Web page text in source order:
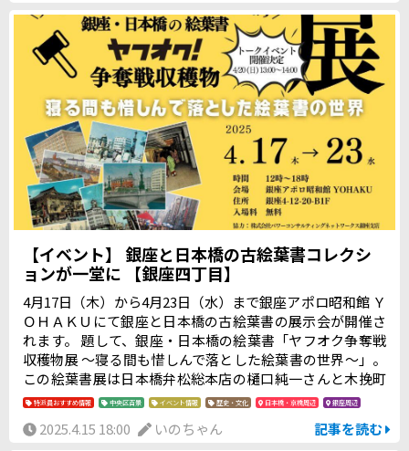
【イベント】 銀座と日本橋の古絵葉書コレクシ
ョンが一堂に 【銀座四丁目】
4月17日（木）から4月23日（水）まで銀座アポロ昭和館 Ｙ
ＯＨＡＫＵにて銀座と日本橋の古絵葉書の展示会が開催さ
れます。 題して、銀座・日本橋の絵葉書「ヤフオク争奪戦
収穫物展 〜寝る間も惜しんで落とした絵葉書の世界〜」。
この絵葉書展は日本橋弁松総本店の樋口純一さんと木挽町
よしやの斉藤大地さんが長年にわたって集めたコレクショ
特派員おすすめ情報 中央区百景 イベント情報 歴史・文化 日本橋・京橋周辺 銀座周辺
2025.4.15 18:00 いのちゃん 記事を読む